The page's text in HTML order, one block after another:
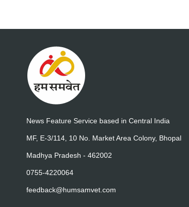
News Feature Service based in Central India
MF, E-3/114, 10 No. Market Area Colony, Bhopal
Madhya Pradesh - 462002
0755-4220064
feedback@humsamvet.com